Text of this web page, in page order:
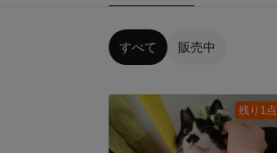
すべて 販売中
残り1点